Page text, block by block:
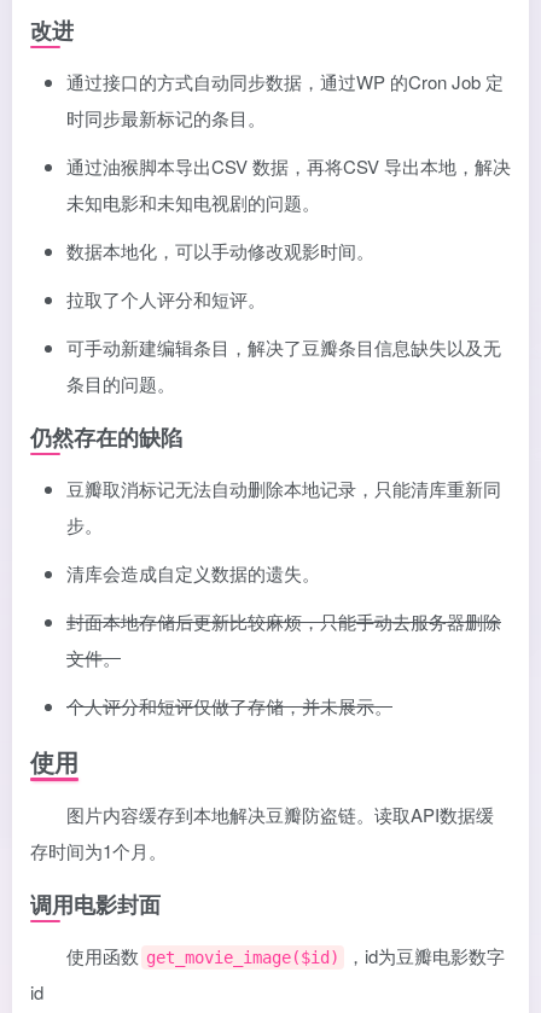
改进
通过接口的方式自动同步数据，通过WP 的Cron Job 定
时同步最新标记的条目。
通过油猴脚本导出CSV 数据，再将CSV 导出本地，解决
未知电影和未知电视剧的问题。
数据本地化，可以手动修改观影时间。
拉取了个人评分和短评。
可手动新建编辑条目，解决了豆瓣条目信息缺失以及无
条目的问题。
仍然存在的缺陷
豆瓣取消标记无法自动删除本地记录，只能清库重新同
步。
清库会造成自定义数据的遗失。
封面本地存储后更新比较麻烦，只能手动去服务器删除
文件。
个人评分和短评仅做了存储，并未展示。
使用
图片内容缓存到本地解决豆瓣防盗链。读取API数据缓
存时间为1个月。
调用电影封面
使用函数 get_movie_image($id)
，id为豆瓣电影数字
id